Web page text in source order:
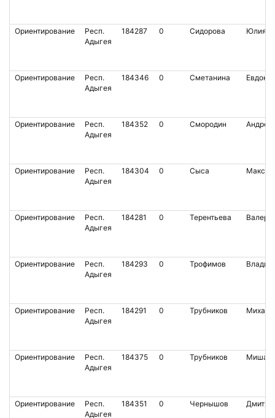
Ориентирование
Респ.
Адыгея
184287 0 Сидорова Юлия
Ориентирование
Респ.
Адыгея
184346 0 Сметанина Евдокия
Ориентирование
Респ.
Адыгея
184352 0 Смородин Андрей
Ориентирование
Респ.
Адыгея
184304 0 Сыса Максим
Ориентирование
Респ.
Адыгея
184281 0 Терентьева
Ориентирование
Респ.
Адыгея
184293 0 Трофимов
Ориентирование
Респ.
Адыгея
184291 0 Трубников Михаил
Ориентирование
Респ.
Адыгея
184375 0 Трубников Миша
Ориентирование
Респ.
Адыгея
184351 0 Чернышов